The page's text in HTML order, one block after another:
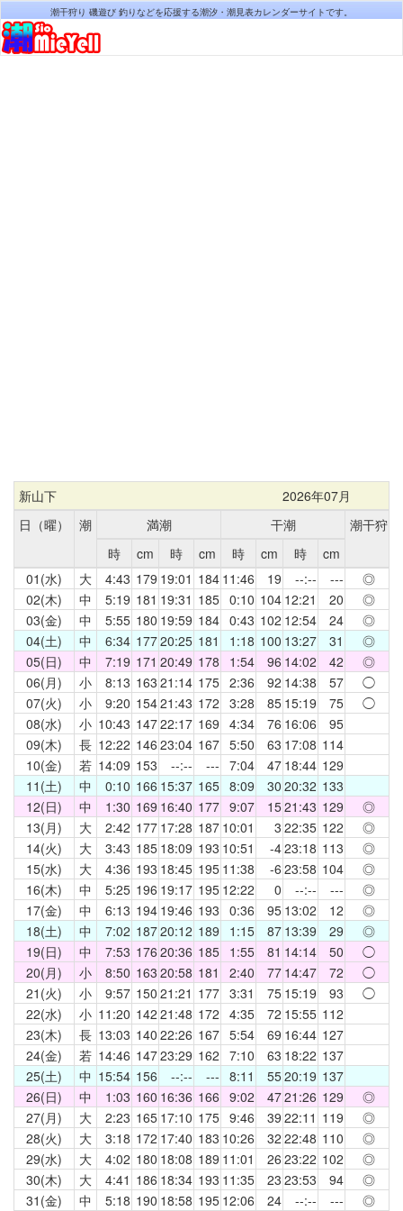
潮干狩り 磯遊び 釣りなどを応援する潮汐・潮見表カレンダーサイトです。
新山下
2026年07月
日（曜）
潮 満潮 干潮 潮干狩
時
cm 時 cm 時 cm 時
cm
01(水)
大 4:43 179 19:01 184 11:46 19 --:-- --- ◎
02(木)
中 5:19 181 19:31 185 0:10 104 12:21 20 ◎
03(金)
中 5:55 180 19:59 184 0:43 102 12:54 24 ◎
04(土)
中 6:34 17720:25 181 1:18 100 13:27 31 ◎
05(日)
中 7:19 171 20:49 178 1:54 96 14:02 42 ◎
06(月)
小 8:13 163 21:14 175 2:36 92 14:38 57 ◯
07(火)
小 9:20 15421:43 172 3:28 85 15:19 75 ◯
08(水)
小 10:43 14722:17 169 4:34 76 16:06 95
09(木)
長 12:22 146 23:04 167 5:50 63 17:08 114
10(金)
若 14:09 153 --:-- --- 7:04 47 18:44 129
11(土)
中 0:10 166 15:37 165 8:09 30 20:32 133
12(日)
中 1:30 169 16:40 177 9:07 1521:43 129 ◎
13(月)
大 2:42 177 17:28 187 10:01 3 22:35 122 ◎
14(火)
大 3:43 185 18:09 193 10:51 -423:18 113 ◎
15(水)
大 4:36 193 18:45 195 11:38 -6 23:58 104 ◎
16(木)
中 5:25 196 19:17 195 12:22 0 --:-- --- ◎
17(金)
中 6:13 194 19:46 193 0:36 95 13:02 12 ◎
18(土)
中 7:02 18720:12 189 1:15 87 13:39 29 ◎
19(日)
中 7:53 176 20:36 185 1:55 81 14:14 50 ◯
20(月)
小 8:50 163 20:58 181 2:40 77 14:47 72 ◯
21(火)
小 9:57 150 21:21 177 3:31 75 15:19 93 ◯
22(水)
小 11:20 142 21:48 172 4:35 72 15:55 112
23(木)
長 13:03 140 22:26 167 5:54 69 16:44 127
24(金)
若 14:46 14723:29 162 7:10 63 18:22 137
25(土)
中 15:54 156 --:-- --- 8:11 5520:19 137
26(日)
中 1:03 160 16:36 166 9:02 4721:26 129 ◎
27(月)
大 2:23 165 17:10 175 9:46 39 22:11 119 ◎
28(火)
大 3:18 172 17:40 183 10:26 32 22:48 110 ◎
29(水)
大 4:02 180 18:08 189 11:01 26 23:22 102 ◎
30(木)
大 4:41 186 18:34 193 11:35 23 23:53 94 ◎
31(金)
中 5:18 190 18:58 195 12:06 24 --:-- --- ◎